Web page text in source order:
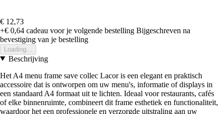
€ 12,73
+€ 0,64 cadeau voor je volgende bestelling Bijgeschreven na
bevestiging van je bestelling
Loading...
Beschrijving
Het A4 menu frame save collec Lacor is een elegant en praktisch
accessoire dat is ontworpen om uw menu's, informatie of displays in
een standaard A4 formaat uit te lichten. Ideaal voor restaurants, cafés
of elke binnenruimte, combineert dit frame esthetiek en functionaliteit,
waardoor het een professionele en verzorgde uitstraling aan uw